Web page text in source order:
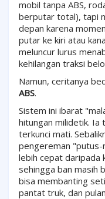
mobil tanpa ABS,
berputar total), tapi
depan karena
putar ke kiri atau
meluncur lurus
kehilangan traksi
Namun, ceritanya
ABS.
Sistem ini ibarat
hitungan milidetik. Ia
terkunci mati.
pengereman
lebih cepat daripada
sehingga ban masih
bisa membanting
pantat truk, dan